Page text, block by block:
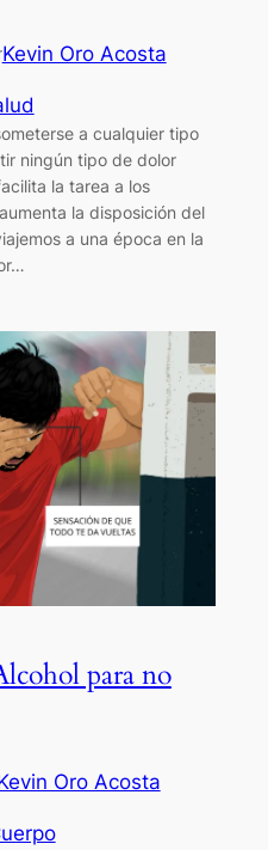
Kevin Oro Acosta
a cualquier tipo
ningún tipo de dolor
la tarea a los
la disposición del
a una época en la
para no
Oro Acosta